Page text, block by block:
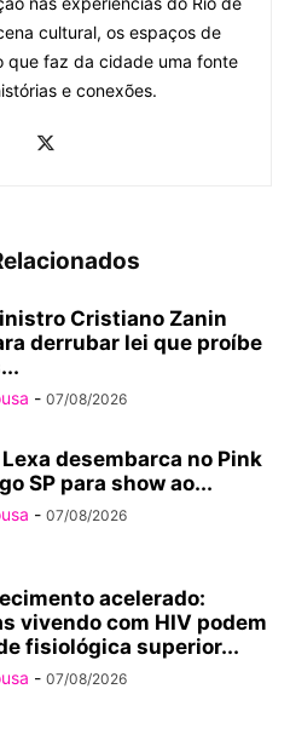
cultural, os espaços de
que faz da cidade uma fonte
e conexões.
Cristiano Zanin
derrubar lei que proíbe
- 07/08/2026
Lexa desembarca no Pink
SP para show ao...
- 07/08/2026
acelerado:
vivendo com HIV podem
fisiológica superior...
- 07/08/2026